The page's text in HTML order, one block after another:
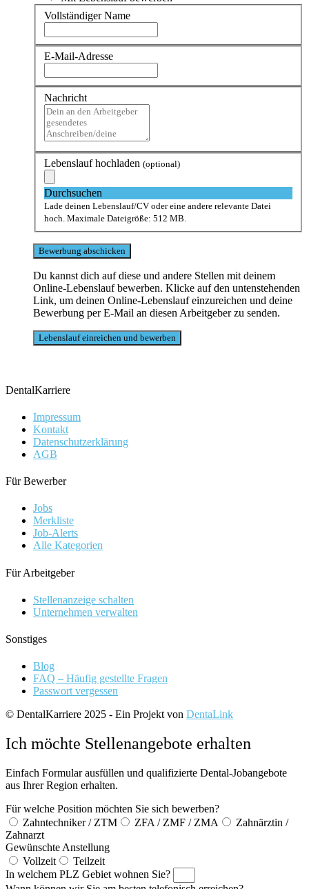
Vollständiger Name
E-Mail-Adresse
Nachricht
Lebenslauf hochladen (optional)
Durchsuchen
Lade deinen Lebenslauf/CV oder eine andere relevante Datei
hoch. Maximale Dateigröße: 512 MB.
Du kannst dich auf diese und andere Stellen mit deinem
Online-Lebenslauf bewerben. Klicke auf den untenstehenden
Link, um deinen Online-Lebenslauf einzureichen und deine
Bewerbung per E-Mail an diesen Arbeitgeber zu senden.
DentalKarriere
Impressum
Kontakt
Datenschutzerklärung
AGB
Für Bewerber
Jobs
Merkliste
Job-Alerts
Alle Kategorien
Für Arbeitgeber
Stellenanzeige schalten
Unternehmen verwalten
Sonstiges
Blog
FAQ – Häufig gestellte Fragen
Passwort vergessen
© DentalKarriere 2025 - Ein Projekt von DentaLink
Ich möchte Stellenangebote erhalten
Einfach Formular ausfüllen und qualifizierte Dental-Jobangebote
aus Ihrer Region erhalten.
Für welche Position möchten Sie sich bewerben?
Zahntechniker / ZTM
ZFA / ZMF / ZMA
Zahnärztin /
Zahnarzt
Gewünschte Anstellung
Vollzeit
Teilzeit
In welchem PLZ Gebiet wohnen Sie?